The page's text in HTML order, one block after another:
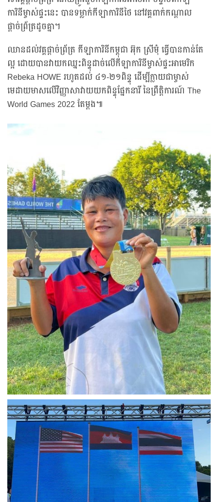
ការិនីម្ចាស់ផ្ទះនេះ បានទម្លាក់កីឡាការិនីថៃ នៅវគ្គពាក់កណ្ដាល
ផ្ដាច់ព្រ័ត្រដូចគ្នា។
ឈានដល់វគ្គផ្ដាច់ព្រ័ត្រ កីឡាការិនីកម្ពុជា អ៊ុក ស្រីមុំ ធ្វើបានកាន់តែ
ល្អ ដោយបានវាយកឈ្នះពិន្ទុដាច់លើកីឡាការិនីម្ចាស់ផ្ទះអាមេរិក
Rebeka HOWE រហូតដល់ ៤១-២១ពិន្ទុ ដើម្បីក្លាយជាម្ចាស់
មេដាយមាសលើវិញ្ញាសាវាយយកពិន្ទុផ្នែកនារី នៃព្រឹត្តិការណ៍ The
World Games 2022 តែម្ដង៕